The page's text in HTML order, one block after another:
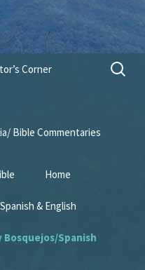
Corner
Bible Commentaries
Home
& English
Bosquejos/Spanish
Search
for: